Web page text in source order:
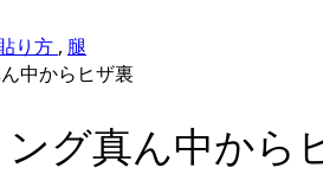
り方 , 腿
中からヒザ裏
グ真ん中から